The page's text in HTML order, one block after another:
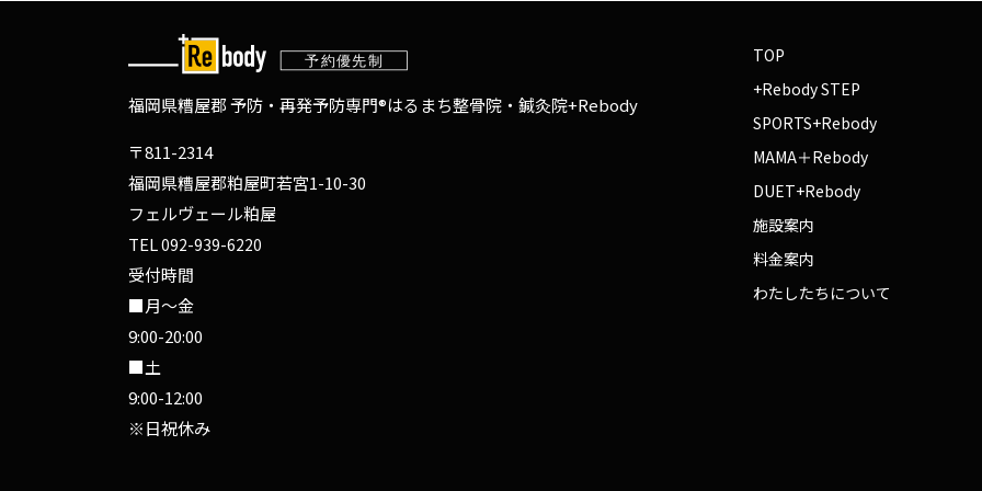
福岡県糟屋郡 予防・再発予防専門®はるまち整骨院・鍼灸院+Rebody
〒811-2314
福岡県糟屋郡粕屋町若宮1-10-30
フェルヴェール粕屋
TEL092-939-6220
受付時間
■月～金
9:00-20:00
■土
9:00-12:00
※日祝休み
TOP
+Rebody STEP
SPORTS+Rebody
MAMA＋Rebody
DUET+Rebody
施設案内
料金案内
わたしたちについて